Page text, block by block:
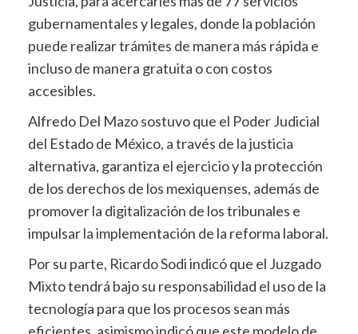
gubernamentales y legales, donde la población
puede realizar trámites de manera más rápida e
incluso de manera gratuita o con costos
accesibles.
Alfredo Del Mazo sostuvo que el Poder Judicial
del Estado de México, a través de la justicia
alternativa, garantiza el ejercicio y la protección
de los derechos de los mexiquenses, además de
promover la digitalización de los tribunales e
impulsar la implementación de la reforma laboral.
Por su parte, Ricardo Sodi indicó que el Juzgado
Mixto tendrá bajo su responsabilidad el uso de la
tecnología para que los procesos sean más